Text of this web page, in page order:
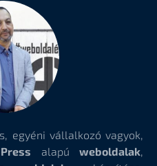
egyéni vállalkozó vagyok,
alapú weboldalak,